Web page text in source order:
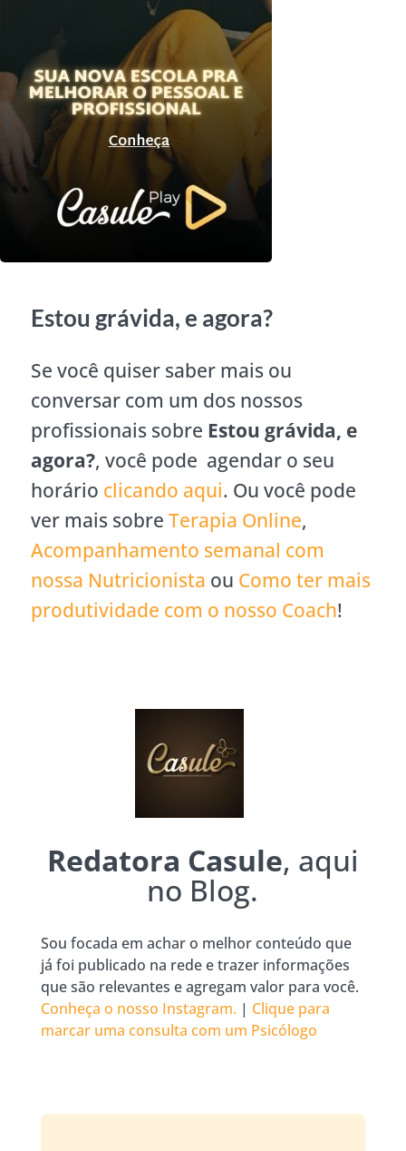
Estou grávida, e agora?
Se você quiser saber mais ou
conversar com um dos nossos
profissionais sobre Estou grávida, e
agora?, você pode agendar o seu
horário clicando aqui. Ou você pode
ver mais sobre Terapia Online,
Acompanhamento semanal com
nossa Nutricionista ou Como ter mais
produtividade com o nosso Coach!
Redatora Casule, aqui
no Blog.
Sou focada em achar o melhor conteúdo que
já foi publicado na rede e trazer informações
que são relevantes e agregam valor para você.
Conheça o nosso Instagram. | Clique para
marcar uma consulta com um Psicólogo